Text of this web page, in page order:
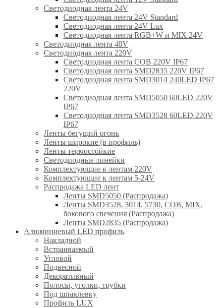
Светодиодная лента 24V
Светодиодная лента 24V Standard
Светодиодная лента 24V Lux
Светодиодная лента RGB+W и MIX 24V
Светодиодная лента 48V
Светодиодная лента 220V
Светодиодная лента COB 220V IP67
Светодиодная лента SMD2835 220V IP67
Светодиодная лента SMD3014 240LED IP67
220V
Светодиодная лента SMD5050 60LED 220V
IP67
Светодиодная лента SMD3528 60LED 220V
IP67
Ленты бегущий огонь
Ленты широкие (в профиль)
Ленты термостойкие
Светодиодные линейки
Комплектующие к лентам 220V
Комплектующие к лентам 5-24V
Распродажа LED лент
Ленты SMD5050 (Распродажа)
Ленты SMD3528, 3014, 5730, COB, MIX,
бокового свечения (Распродажа)
Ленты SMD2835 (Распродажа)
Алюминиевый LED профиль
Накладной
Встраиваемый
Угловой
Подвесной
Декоративный
Полосы, уголки, трубки
Под шпаклевку
Профиль LUX